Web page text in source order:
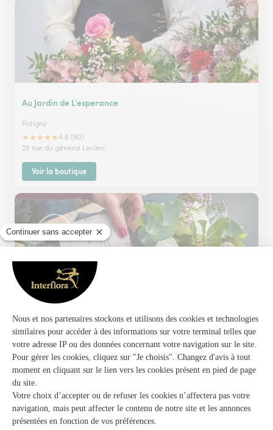
Au Jardin de L’esperance
Potigny
★★★★★4.6 (90)
28 rue du général Leclerc
Voir la boutique
Asclepia
Ouistreham
★★★★★4.7 (19)
22, avenue de la Mer
Voir la boutique